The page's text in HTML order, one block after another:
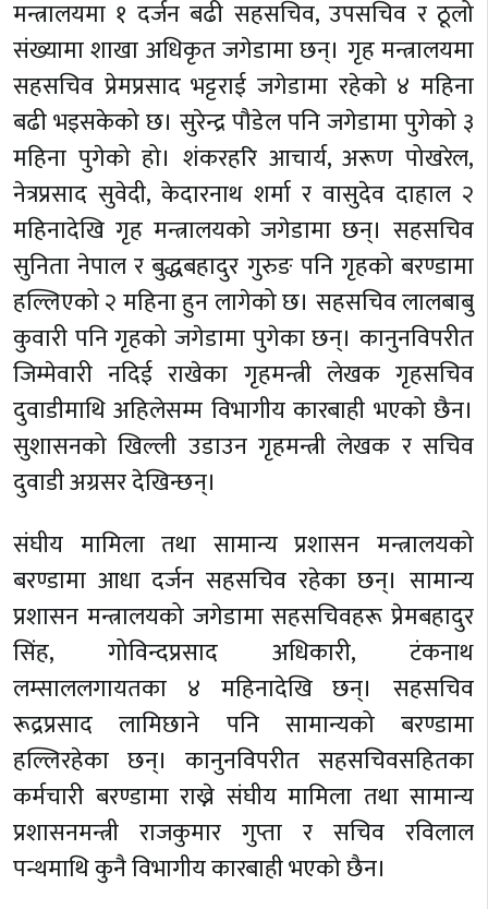
मन्त्रालयमा १ दर्जन बढी सहसचिव, उपसचिव र ठूलो
संख्यामा शाखा अधिकृत जगेडामा छन्। गृह मन्त्रालयमा
सहसचिव प्रेमप्रसाद भट्टराई जगेडामा रहेको ४ महिना
बढी भइसकेको छ। सुरेन्द्र पौडेल पनि जगेडामा पुगेको ३
महिना पुगेको हो। शंकरहरि आचार्य, अरूण पोखरेल,
नेत्रप्रसाद सुवेदी, केदारनाथ शर्मा र वासुदेव दाहाल २
महिनादेखि गृह मन्त्रालयको जगेडामा छन्। सहसचिव
सुनिता नेपाल र बुद्धबहादुर गुरुङ पनि गृहको बरण्डामा
हल्लिएको २ महिना हुन लागेको छ। सहसचिव लालबाबु
कुवारी पनि गृहको जगेडामा पुगेका छन्। कानुनविपरीत
जिम्मेवारी नदिई राखेका गृहमन्त्री लेखक गृहसचिव
दुवाडीमाथि अहिलेसम्म विभागीय कारबाही भएको छैन।
सुशासनको खिल्ली उडाउन गृहमन्त्री लेखक र सचिव
दुवाडी अग्रसर देखिन्छन्।
संघीय मामिला तथा सामान्य प्रशासन मन्त्रालयको
बरण्डामा आधा दर्जन सहसचिव रहेका छन्। सामान्य
प्रशासन मन्त्रालयको जगेडामा सहसचिवहरू प्रेमबहादुर
सिंह, गोविन्दप्रसाद अधिकारी, टंकनाथ
लम्साललगायतका ४ महिनादेखि छन्। सहसचिव
रूद्रप्रसाद लामिछाने पनि सामान्यको बरण्डामा
हल्लिरहेका छन्। कानुनविपरीत सहसचिवसहितका
कर्मचारी बरण्डामा राख्ने संघीय मामिला तथा सामान्य
प्रशासनमन्त्री राजकुमार गुप्ता र सचिव रविलाल
पन्थमाथि कुनै विभागीय कारबाही भएको छैन।